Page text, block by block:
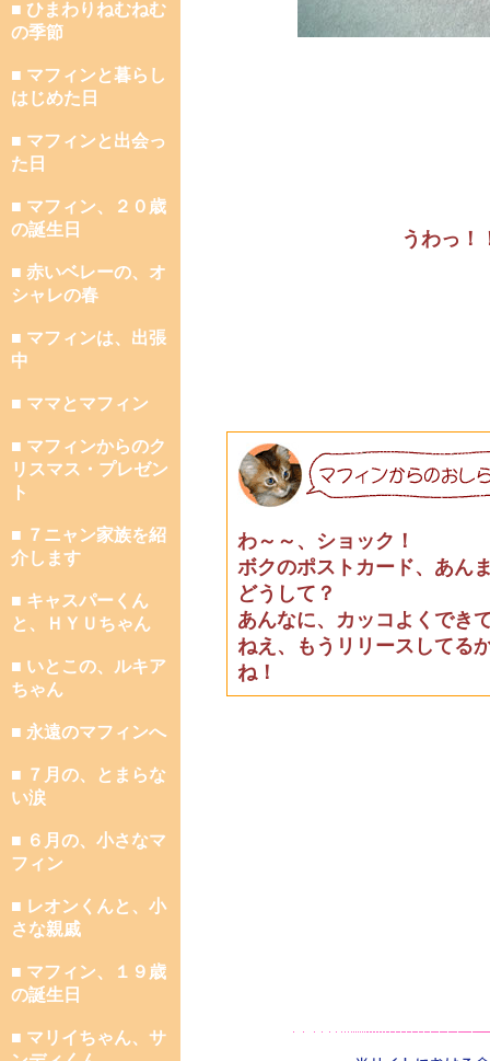
■ ひまわりねむねむ
の季節
■ マフィンと暮らし
はじめた日
■ マフィンと出会っ
た日
■ マフィン、２０歳
の誕生日
■ 赤いベレーの、オ
シャレの春
■ マフィンは、出張
中
■ ママとマフィン
■ マフィンからのク
リスマス・プレゼン
ト
■ ７ニャン家族を紹
介します
■ キャスパーくん
と、ＨＹＵちゃん
■ いとこの、ルキア
ちゃん
■ 永遠のマフィンへ
■ ７月の、とまらな
い涙
■ ６月の、小さなマ
フィン
■ レオンくんと、小
さな親戚
■ マフィン、１９歳
の誕生日
■ マリイちゃん、サ
うわっ！
わ～～、ショック！
ボクのポストカード、あん
どうして？
あんなに、カッコよくでき
ねえ、もうリリースしてる
ね！